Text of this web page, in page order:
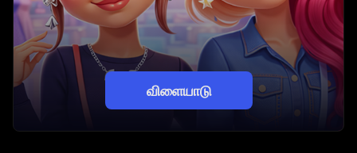
விளையாடு